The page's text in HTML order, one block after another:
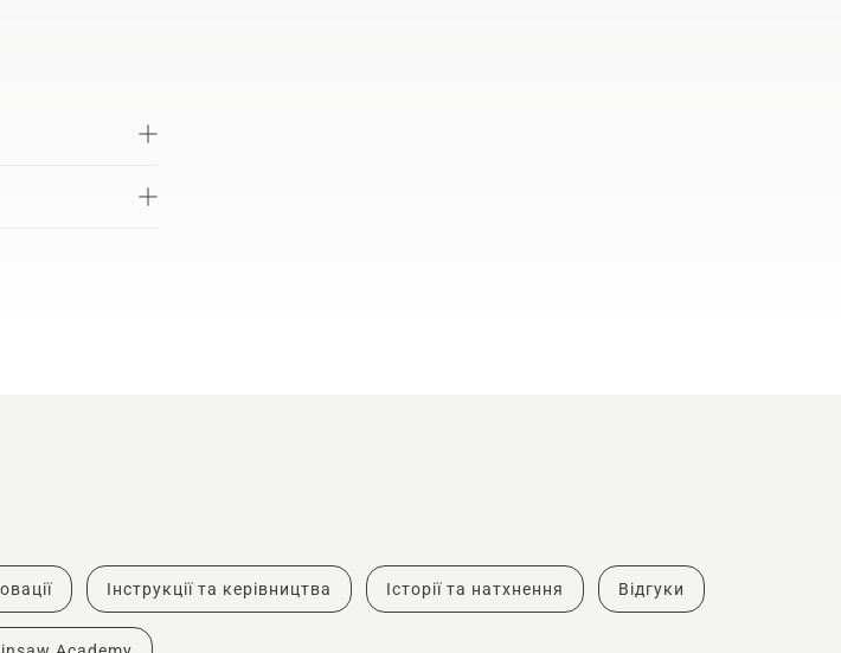
Інструкції та керівництва Історії та натхнення Відгуки